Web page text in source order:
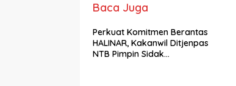
Baca Juga
Perkuat Komitmen Berantas
HALINAR, Kakanwil Ditjenpas
NTB Pimpin Sidak